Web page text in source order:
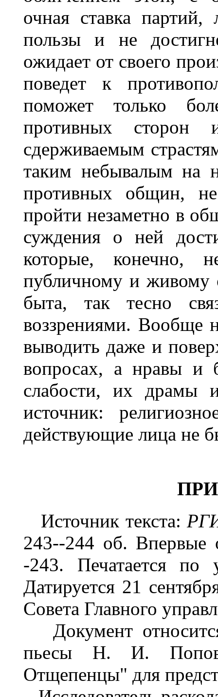
очная ставка
пользы и не
ожидает от своего
поведет к
поможет только
противных
сдерживаемым
таким небывалым на
противных общин,
пройти незаметно в
суждения о ней
которые, конечно,
публичному и живому
быта, так тесно
воззрениями. Вообще
выводить даже и
вопросах, а нравы и
слабости, их драмы
источник:
действующие лица не
Источник текста:
243--244 об. Впервые
-243. Печатается по
Датируется 21
Совета Главного
Документ
пьесы Н. И.
Отщепенцы" для